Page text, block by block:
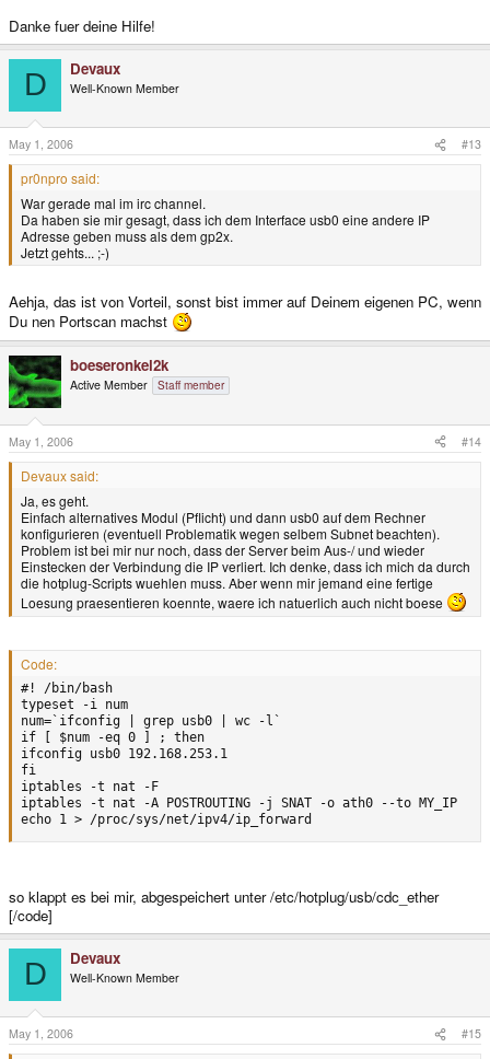
Danke fuer deine Hilfe!
D Devaux
Well-Known Member
May 1, 2006 #13
pr0npro said:
War gerade mal im irc channel.
Da haben sie mir gesagt, dass ich dem Interface usb0 eine andere IP
Adresse geben muss als dem gp2x.
Jetzt gehts... ;-)
Aehja, das ist von Vorteil, sonst bist immer auf Deinem eigenen PC, wenn
Du nen Portscan machst
boeseronkel2k
Active Member Staff member
May 1, 2006 #14
Devaux said:
Ja, es geht.
Einfach alternatives Modul (Pflicht) und dann usb0 auf dem Rechner
konfigurieren (eventuell Problematik wegen selbem Subnet beachten).
Problem ist bei mir nur noch, dass der Server beim Aus-/ und wieder
Einstecken der Verbindung die IP verliert. Ich denke, dass ich mich da durch
die hotplug-Scripts wuehlen muss. Aber wenn mir jemand eine fertige
Loesung praesentieren koennte, waere ich natuerlich auch nicht boese
Code:
#! /bin/bash
typeset -i num
num=`ifconfig | grep usb0 | wc -l`
if [ $num -eq 0 ] ; then
ifconfig usb0 192.168.253.1
fi
iptables -t nat -F
iptables -t nat -A POSTROUTING -j SNAT -o ath0 --to MY_IP
echo 1 > /proc/sys/net/ipv4/ip_forward
so klappt es bei mir, abgespeichert unter /etc/hotplug/usb/cdc_ether
[/code]
D Devaux
Well-Known Member
May 1, 2006 #15